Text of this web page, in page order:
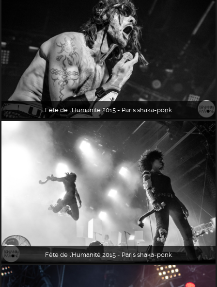
Fête de l'Humanité 2015 - Paris shaka-ponk
Fête de l'Humanité 2015 - Paris shaka-ponk